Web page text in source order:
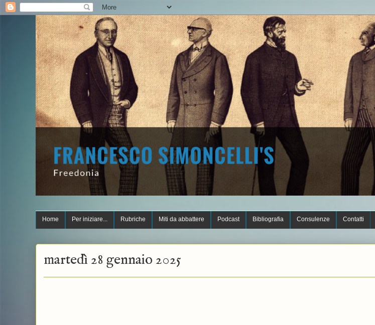
Home Per iniziare... Rubriche Miti da abbattere Podcast Bibliografia Consulenze Contatti
martedì 28 gennaio 2025